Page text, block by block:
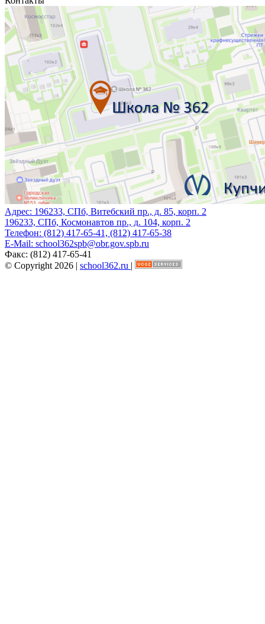
Адрес: 196233, СПб, Витебский пр., д. 85, корп. 2
196233, СПб, Космонавтов пр., д. 104, корп. 2
Телефон: (812) 417-65-41, (812) 417-65-38
E-Mail: school362spb@obr.gov.spb.ru
Факс: (812) 417-65-41
© Copyright 2026 | school362.ru |